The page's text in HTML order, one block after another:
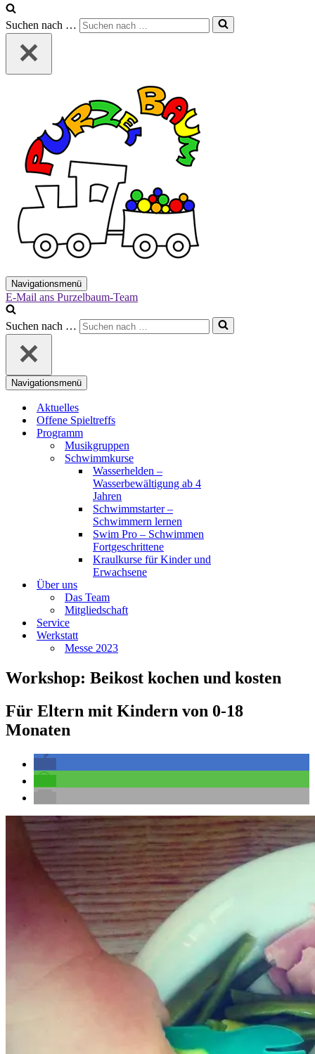
Suchen nach …
Navigationsmenü
E-Mail ans Purzelbaum-Team
Suchen nach …
Navigationsmenü
Aktuelles
Offene Spieltreffs
Programm
Musikgruppen
Schwimmkurse
Wasserhelden –
Wasserbewältigung ab 4
Jahren
Schwimmstarter –
Schwimmern lernen
Swim Pro – Schwimmen
Fortgeschrittene
Kraulkurse für Kinder und
Erwachsene
Über uns
Das Team
Mitgliedschaft
Service
Werkstatt
Messe 2023
Workshop: Beikost kochen und kosten
Für Eltern mit Kindern von 0-18
Monaten